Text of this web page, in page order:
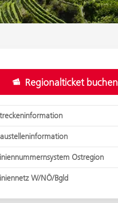
Regionalticket buchen
Ostregion
W/NÖ/Bgld